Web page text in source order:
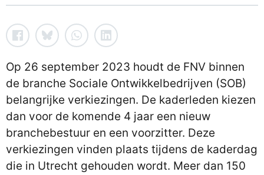
Op 26 september 2023 houdt de FNV binnen
de branche Sociale Ontwikkelbedrijven (SOB)
belangrijke verkiezingen. De kaderleden kiezen
dan voor de komende 4 jaar een nieuw
branchebestuur en een voorzitter. Deze
verkiezingen vinden plaats tijdens de kaderdag
die in Utrecht gehouden wordt. Meer dan 150